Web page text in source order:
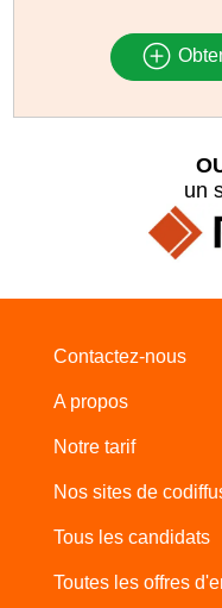
un
Contactez-nous
A propos
Notre tarif
Nos sites de
Tous les candidats
Toutes les offres